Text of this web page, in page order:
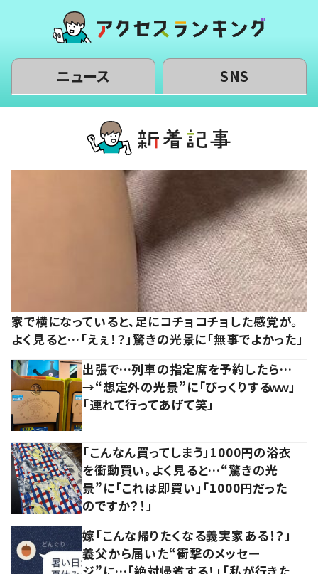
ニュース SNS
家で横になっていると、足にコチョコチョした感覚が。
よく見ると…「えぇ！？」驚きの光景に「無事でよかった」
出張で…列車の指定席を予約したら…
→“想定外の光景”に「びっくりするｗｗ」
「連れて行ってあげて笑」
「こんなん買ってしまう」1000円の浴衣
を衝動買い。よく見ると…“驚きの光
景”に「これは即買い」「1000円だった
のですか？！」
嫁「こんな帰りたくなる義実家ある！？」
義父から届いた“衝撃のメッセー